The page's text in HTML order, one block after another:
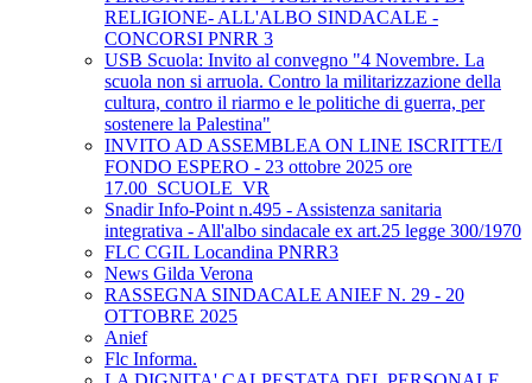
RELIGIONE- ALL'ALBO SINDACALE -
CONCORSI PNRR 3
USB Scuola: Invito al convegno "4 Novembre. La
scuola non si arruola. Contro la militarizzazione della
cultura, contro il riarmo e le politiche di guerra, per
sostenere la Palestina"
INVITO AD ASSEMBLEA ON LINE ISCRITTE/I
FONDO ESPERO - 23 ottobre 2025 ore
17.00_SCUOLE_VR
Snadir Info-Point n.495 - Assistenza sanitaria
integrativa - All'albo sindacale ex art.25 legge 300/1970
FLC CGIL Locandina PNRR3
News Gilda Verona
RASSEGNA SINDACALE ANIEF N. 29 - 20
OTTOBRE 2025
Anief
Flc Informa.